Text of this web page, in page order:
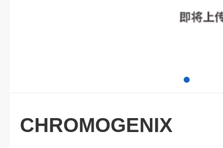
CHROMOGENIX